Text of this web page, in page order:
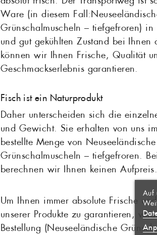
Ware (in diesem
Grünschalmuscheln – tiefgefroren) in
und gut gekühlten Zustand bei Ihnen
können wir Ihnen Frische, Qualität
Geschmackserlebnis garantieren.
Fisch ist ein Naturprodukt
Daher unterscheiden sich die
und Gewicht. Sie erhalten von uns
bestellte Menge von Neuseeländische
Grünschalmuscheln – tiefgefroren.
berechnen wir Ihnen keinen Aufpreis.
Um Ihnen immer absolute Frische
unserer Produkte zu garantieren,
Bestellung (Neuseeländische
AUF
Name
Sie
Auf